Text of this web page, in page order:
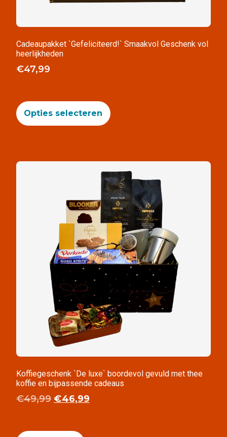
Cadeaupakket `Gefeliciteerd!` Smaakvol Geschenk vol
heerlijkheden
€47,99
Opties selecteren
Koffiegeschenk `De luxe` boordevol gevuld met thee
koffie en bijpassende cadeaus
€49,99 €46,99